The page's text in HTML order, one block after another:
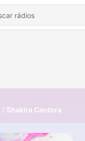
Shakira Cantora